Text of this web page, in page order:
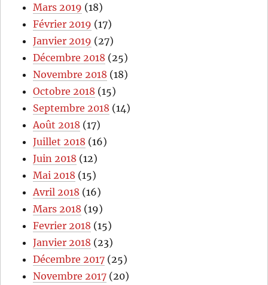
Mars 2019 (18)
Février 2019 (17)
Janvier 2019 (27)
Décembre 2018 (25)
Novembre 2018 (18)
Octobre 2018 (15)
Septembre 2018 (14)
Août 2018 (17)
Juillet 2018 (16)
Juin 2018 (12)
Mai 2018 (15)
Avril 2018 (16)
Mars 2018 (19)
Fevrier 2018 (15)
Janvier 2018 (23)
Décembre 2017 (25)
Novembre 2017 (20)